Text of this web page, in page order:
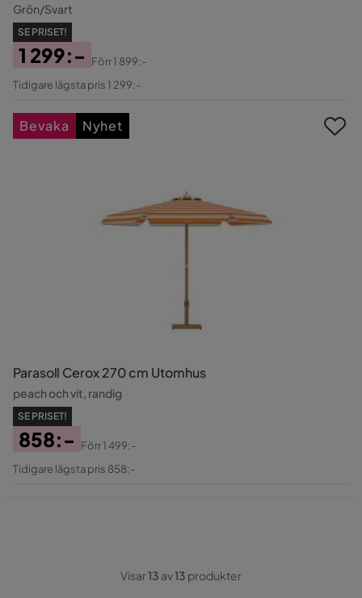
Grön/Svart
SE PRISET!
Pris
1 299:-
Original
Förr1 899:-
Tidigare lägsta pris 1 299:-
Parasoll Cerox 270 cm Utomhus
peach och vit, randig
SE PRISET!
Pris
858:-
Original
Förr1 499:-
Tidigare lägsta pris 858:-
Bevaka Nyhet
Visar13 av13 produkter